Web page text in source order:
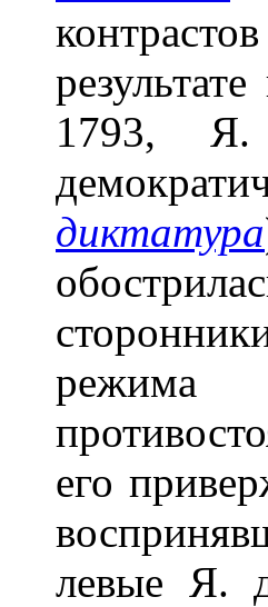
1793, Я.
диктатура
режима
его
левые Я.